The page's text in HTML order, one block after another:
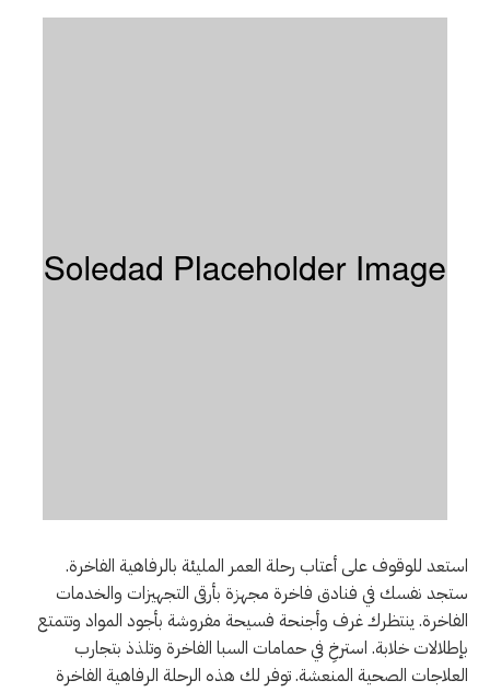
استعد للوقوف على أعتاب رحلة العمر المليئة بالرفاهية الفاخرة.
ستجد نفسك في فنادق فاخرة مجهزة بأرقى التجهيزات والخدمات
الفاخرة. ينتظرك غرف وأجنحة فسيحة مفروشة بأجود المواد وتتمتع
بإطلالات خلابة. استرخِ في حمامات السبا الفاخرة وتلذذ بتجارب
العلاجات الصحية المنعشة. توفر لك هذه الرحلة الرفاهية الفاخرة